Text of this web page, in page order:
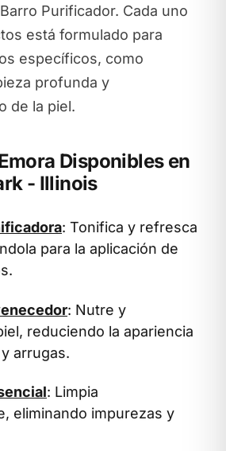
Purificador. Cada uno
está formulado para
específicos, como
profunda y
de la piel.
Disponibles en
- Illinois
: Tonifica y refresca
para la aplicación de
: Nutre y
reduciendo la apariencia
arrugas.
: Limpia
eliminando impurezas y